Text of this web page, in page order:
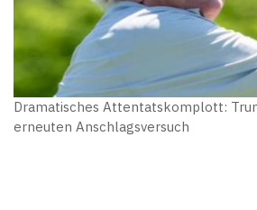
Dramatisches Attentatskomplott:
erneuten Anschlagsversuch